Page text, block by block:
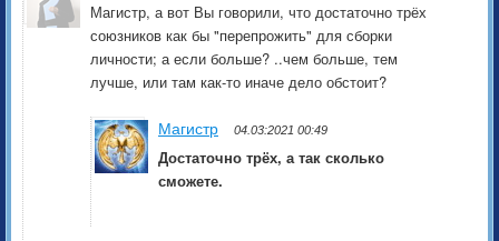
Магистр, а вот Вы говорили, что достаточно трёх
союзников как бы "перепрожить" для сборки
личности; а если больше? ..чем больше, тем
лучше, или там как-то иначе дело обстоит?
Магистр 04.03:2021 00:49
Достаточно трёх, а так сколько
сможете.